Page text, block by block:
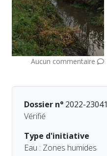
Aucun commentaire
Dossier n° 2022-23041
Vérifié
Type d'initiative
Eau : Zones humides